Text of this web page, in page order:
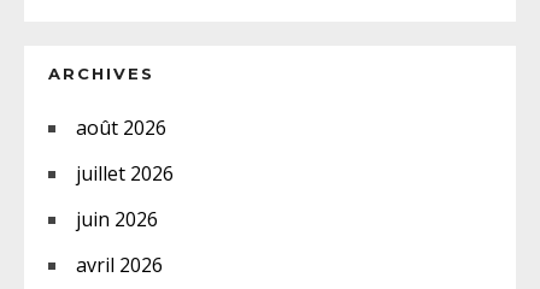
ARCHIVES
août 2026
juillet 2026
juin 2026
avril 2026